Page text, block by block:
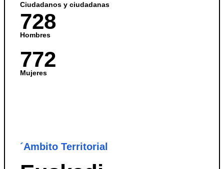
Ciudadanos y ciudadanas​
728
Hombres
772
Mujeres
´Ambito Territorial